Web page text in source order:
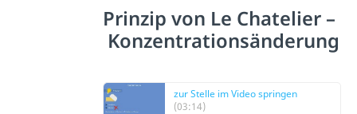
Prinzip von Le Chatelier –
Konzentrationsänderung
zur Stelle im Video springen
(03:14)